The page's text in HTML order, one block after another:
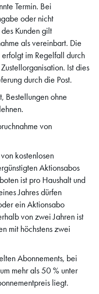
Termin. Bei
oder nicht
Kunden gilt
als vereinbart. Die
im Regelfall durch
Ist dies
durch die Post.
Bestellungen ohne
von
kostenlosen
Aktionsabos
ist pro Haushalt und
Jahres dürfen
ein Aktionsabo
von zwei Jahren ist
mit höchstens zwei
Abonnements, bei
mehr als 50 % unter
liegt.